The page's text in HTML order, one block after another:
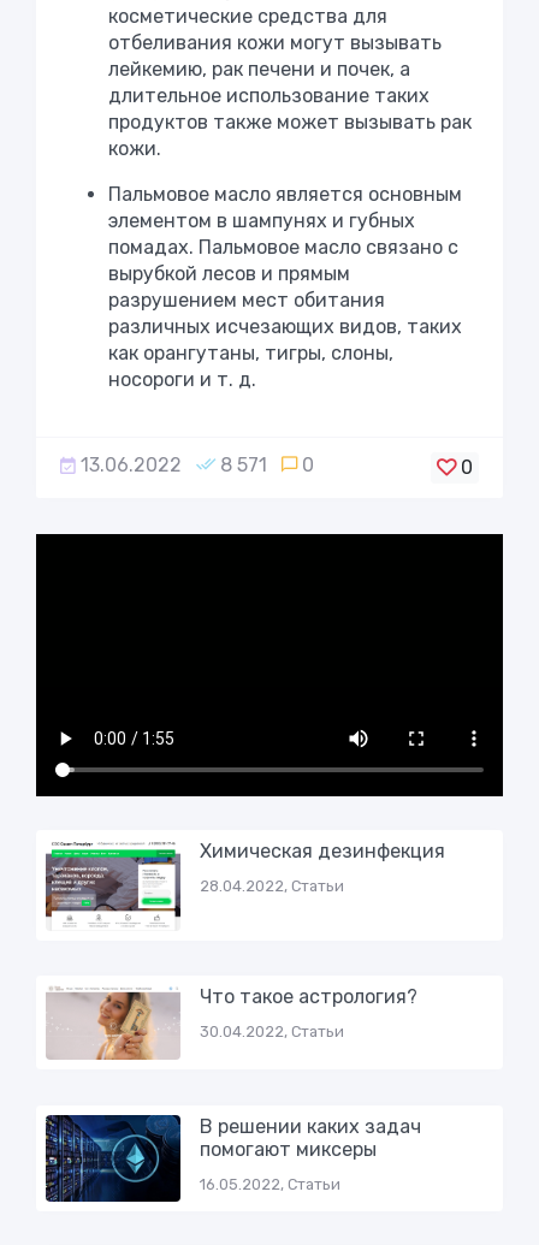
косметические средства для
отбеливания кожи могут вызывать
лейкемию, рак печени и почек, а
длительное использование таких
продуктов также может вызывать рак
кожи.
Пальмовое масло является основным
элементом в шампунях и губных
помадах. Пальмовое масло связано с
вырубкой лесов и прямым
разрушением мест обитания
различных исчезающих видов, таких
как орангутаны, тигры, слоны,
носороги и т. д.
13.06.2022 8 571 0 0
Химическая дезинфекция
28.04.2022, Статьи
Что такое астрология?
30.04.2022, Статьи
В решении каких задач
помогают миксеры
16.05.2022, Статьи